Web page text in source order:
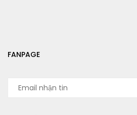
FANPAGE